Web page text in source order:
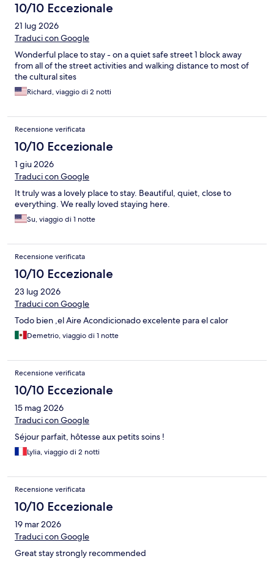
10/10 Eccezionale
21 lug 2026
Traduci con Google
Wonderful place to stay - on a quiet safe street 1 block away
from all of the street activities and walking distance to most of
the cultural sites
Richard, viaggio di 2 notti
Recensione verificata
10/10 Eccezionale
1 giu 2026
Traduci con Google
It truly was a lovely place to stay. Beautiful, quiet, close to
everything. We really loved staying here.
Su, viaggio di 1 notte
Recensione verificata
10/10 Eccezionale
23 lug 2026
Traduci con Google
Todo bien ,el Aire Acondicionado excelente para el calor
Demetrio, viaggio di 1 notte
Recensione verificata
10/10 Eccezionale
15 mag 2026
Traduci con Google
Séjour parfait, hôtesse aux petits soins !
Lylia, viaggio di 2 notti
Recensione verificata
10/10 Eccezionale
19 mar 2026
Traduci con Google
Great stay strongly recommended